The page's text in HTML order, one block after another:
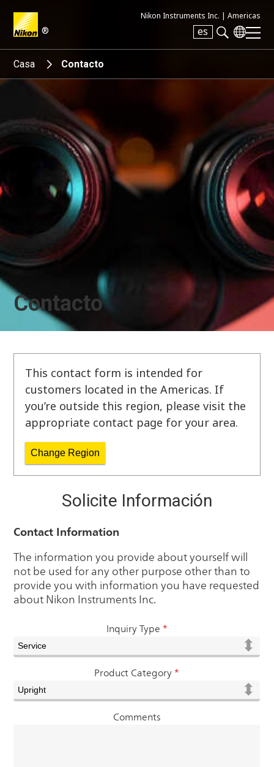
®
Nikon Instruments Inc. | Americas
es
Search keyword(s)
Casa Contacto
Contacto
This contact form is intended for
customers located in the Americas. If
you’re outside this region, please visit the
appropriate contact page for your area.
Change Region
Solicite Información